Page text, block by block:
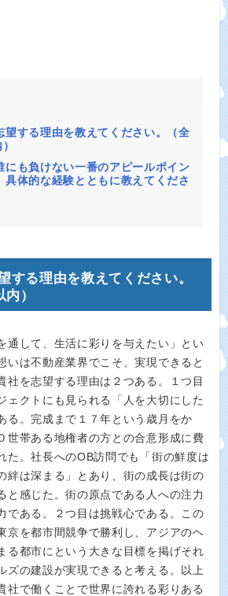
望する理由を教えてください。（全
にも負けない一番のアピールポイン
具体的な経験とともに教えてくださ
する理由を教えてください。
）
通して、生活に彩りを与えたい」とい
いは不動産業界でこそ、実現できると
社を志望する理由は２つある。１つ目
ェクトにも見られる「人を大切にした
る。完成まで１７年という歳月をか
世帯ある地権者の方との合意形成に費
た。社長へのOB訪問でも「街の鮮度は
絆は深まる」とあり、街の成長は街の
と感じた。街の原点である人への注力
である。２つ目は挑戦心である。この
京を都市間競争で勝利し、アジアのヘ
る都市にという大きな目標を掲げそれ
ズの建設が実現できると考える。以上
社で働くことで世界に誇れる彩りある